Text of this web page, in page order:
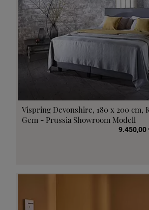
Vispring Devonshire, 180 x 200 cm,
Gem - Prussia Showroom Modell
9.450,00